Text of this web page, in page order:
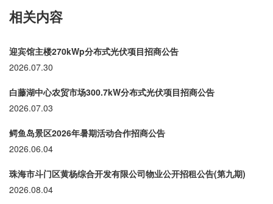
相关内容
迎宾馆主楼270kWp分布式光伏项目招商公告
2026.07.30
白藤湖中心农贸市场300.7kW分布式光伏项目招商公告
2026.07.03
鳄鱼岛景区2026年暑期活动合作招商公告
2026.06.04
珠海市斗门区黄杨综合开发有限公司物业公开招租公告(第九期)
2026.08.04